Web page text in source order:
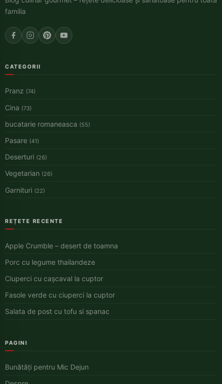
familia
CATEGORII
Pranz (74)
Cina (73)
bucatarie romaneasca (55)
Pasare (41)
Deserturi (26)
Vegetarian (26)
Garnituri (22)
REȚETE RECENTE
Apple Crumble – desert de toamna
Porc cu legume thailandeze
Ciuperci cu cașcaval la cuptor
Fasole verde cu ciuperci la cuptor
Salata de post cu tofu si spanac
PAGINI
Bunătăți pentru Mic Dejun